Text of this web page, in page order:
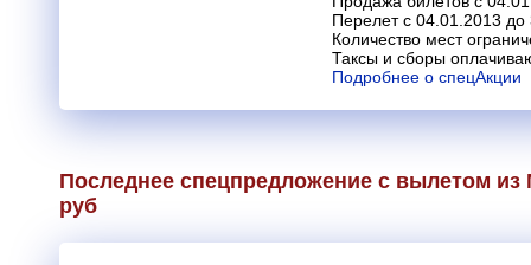
Перелет с 04.01.2013 до
Количество мест
Таксы и сборы
Подробнее о спецАкции
Последнее спецпредложение с вылетом
руб